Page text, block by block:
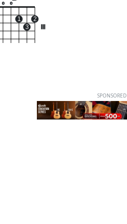
o o
1
3
2
SPONSORED